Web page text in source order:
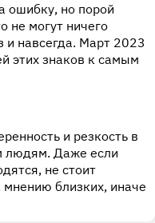
ошибку, но порой
не могут ничего
и навсегда. Март 2023
этих знаков к самым
и резкость в
людям. Даже если
не стоит
близких, иначе